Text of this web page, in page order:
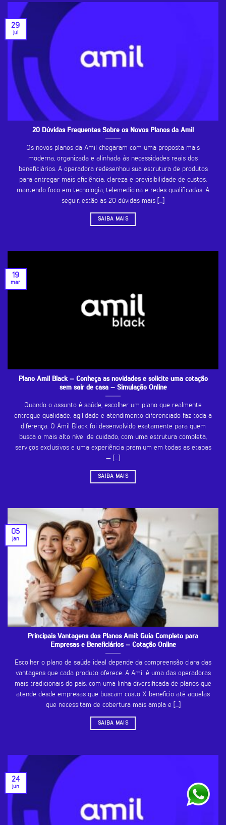
20 Dúvidas Frequentes Sobre os Novos Planos da Amil
Os novos planos da Amil chegaram com uma proposta mais
moderna, organizada e alinhada às necessidades reais dos
beneficiários. A operadora redesenhou sua estrutura de produtos
para entregar mais eficiência, clareza e previsibilidade de custos,
mantendo foco em tecnologia, telemedicina e redes qualificadas. A
seguir, estão as 20 dúvidas mais [...]
SAIBA MAIS
29
jul
Plano Amil Black – Conheça as novidades e solicite uma cotação
sem sair de casa – Simulação Online
Quando o assunto é saúde, escolher um plano que realmente
entregue qualidade, agilidade e atendimento diferenciado faz toda a
diferença. O Amil Black foi desenvolvido exatamente para quem
busca o mais alto nível de cuidado, com uma estrutura completa,
serviços exclusivos e uma experiência premium em todas as etapas
— [...]
SAIBA MAIS
19
mar
Principais Vantagens dos Planos Amil: Guia Completo para
Empresas e Beneficiários – Cotação Online
Escolher o plano de saúde ideal depende da compreensão clara das
vantagens que cada produto oferece. A Amil é uma das operadoras
mais tradicionais do país, com uma linha diversificada de planos que
atende desde empresas que buscam custo X benefício até aquelas
que necessitam de cobertura mais ampla e [...]
SAIBA MAIS
05
jan
24
jun